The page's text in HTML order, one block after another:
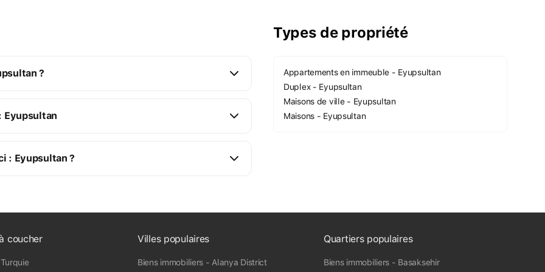
?
de 288 k $ à 898 k $
de 650 k $ à 2 M $
de 71 m² à 388 m².
Eyupsultan
$ à 4 M $
: Eyupsultan ?
immobiliers, quelque chose comme
Types de propriété
Appartements en immeuble - Eyupsultan
Duplex - Eyupsultan
Maisons de ville - Eyupsultan
Maisons - Eyupsultan
coucher Villes populaires
Biens immobiliers - Alanya District
Quartiers populaires
Biens immobiliers - Basaksehir